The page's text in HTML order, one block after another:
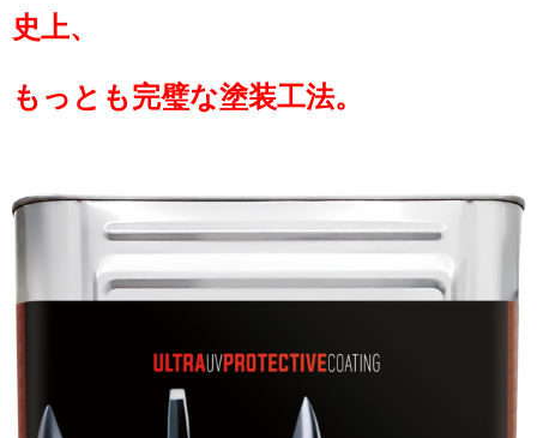
史上、
もっとも完璧な塗装工法。